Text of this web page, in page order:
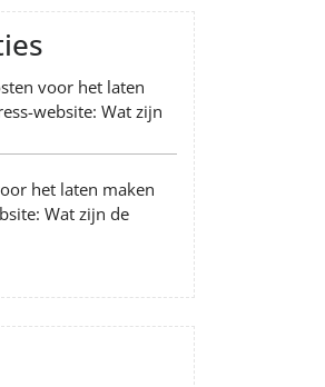
voor het laten
website: Wat zijn
het laten maken
Wat zijn de